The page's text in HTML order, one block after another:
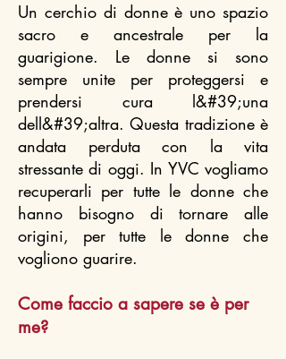
Un cerchio di donne è uno spazio
sacro e ancestrale per la
guarigione. Le donne si sono
sempre unite per proteggersi e
prendersi cura l&#39;una
dell&#39;altra. Questa tradizione è
andata perduta con la vita
stressante di oggi. In YVC vogliamo
recuperarli per tutte le donne che
hanno bisogno di tornare alle
origini, per tutte le donne che
vogliono guarire.
Come faccio a sapere se è per
me?